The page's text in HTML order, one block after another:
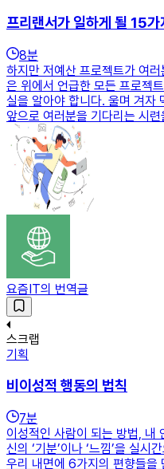
프리랜서가 일하게 될 15
8분
하지만 저예산 프로젝트가 여
은 위에서 언급한 모든 프로젝
실을 알아야 합니다. 울며 겨자
앞으로 여러분을 기다리는 시
요즘IT의 번역글
스크랩
기획
비이성적 행동의 법칙
7분
이성적인 사람이 되는 방법, 내
신의 ‘기분’이나 ‘느낌’을 실시
우리 내면에 6가지의 편향들을